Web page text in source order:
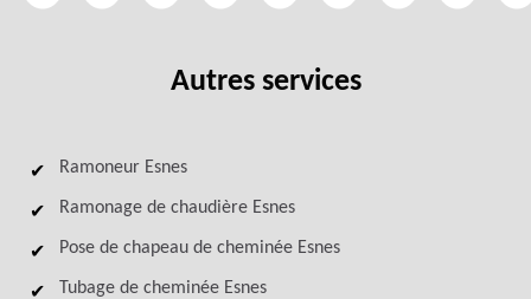
Autres services
Ramoneur Esnes
Ramonage de chaudière Esnes
Pose de chapeau de cheminée Esnes
Tubage de cheminée Esnes